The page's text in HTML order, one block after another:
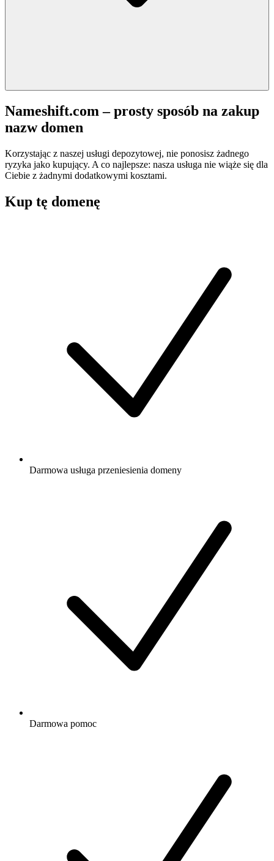
Nameshift.com – prosty sposób na zakup
nazw domen
Korzystając z naszej usługi depozytowej, nie ponosisz żadnego
ryzyka jako kupujący. A co najlepsze: nasza usługa nie wiąże się dla
Ciebie z żadnymi dodatkowymi kosztami.
Kup tę domenę
Darmowa usługa przeniesienia domeny
Darmowa pomoc